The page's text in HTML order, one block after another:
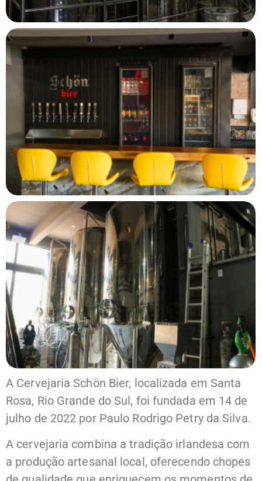
A Cervejaria Schön Bier, localizada em Santa
Rosa, Rio Grande do Sul, foi fundada em 14 de
julho de 2022 por Paulo Rodrigo Petry da Silva.
A cervejaria combina a tradição irlandesa com
a produção artesanal local, oferecendo chopes